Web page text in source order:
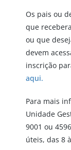
Os pais ou
que
ou que
devem
inscrição
aqui.
Para mais
Unidade
9001 ou
úteis, das 8